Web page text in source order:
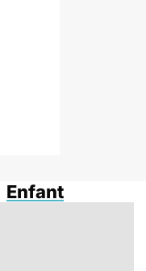
Enfant